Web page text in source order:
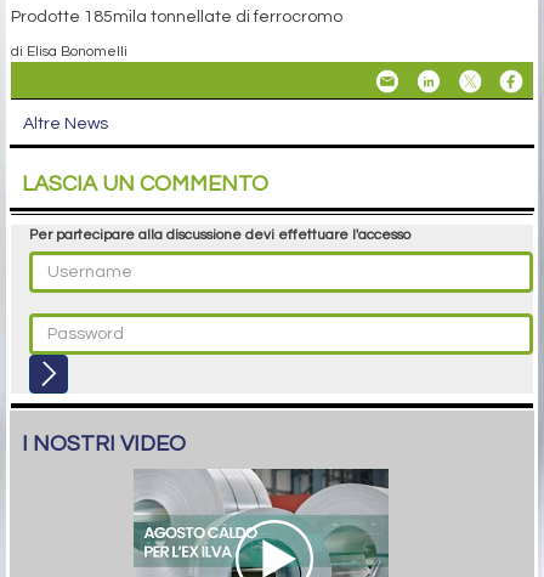
Prodotte 185mila tonnellate di ferrocromo
di Elisa Bonomelli
Altre News
LASCIA UN COMMENTO
Per partecipare alla discussione devi effettuare l'accesso
I NOSTRI VIDEO